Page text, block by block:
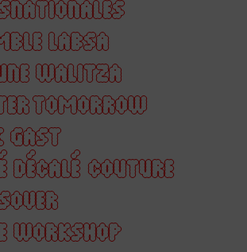
LABSA
WALITZA
TOMORROW
GAST
DÉCALÉ COUTURE
WORKSHOP